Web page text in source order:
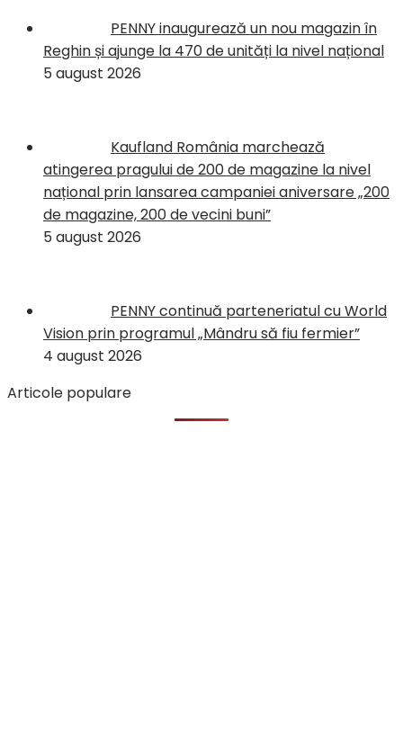
PENNY inaugurează un nou magazin în
Reghin și ajunge la 470 de unități la nivel național
5 august 2026
Kaufland România marchează
atingerea pragului de 200 de magazine la nivel
național prin lansarea campaniei aniversare „200
de magazine, 200 de vecini buni”
5 august 2026
PENNY continuă parteneriatul cu World
Vision prin programul „Mândru să fiu fermier”
4 august 2026
Articole populare